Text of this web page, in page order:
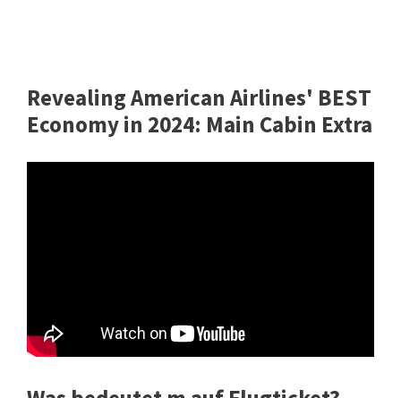
Revealing American Airlines' BEST
Economy in 2024: Main Cabin Extra